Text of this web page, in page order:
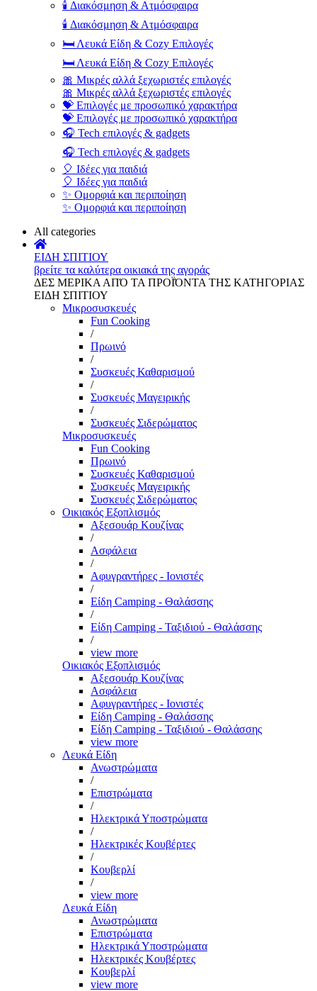
🕯️ Διακόσμηση & Ατμόσφαιρα
🕯️ Διακόσμηση & Ατμόσφαιρα
🛏️ Λευκά Είδη & Cozy Επιλογές
🛏️ Λευκά Είδη & Cozy Επιλογές
🎀 Μικρές αλλά ξεχωριστές επιλογές
🎀 Μικρές αλλά ξεχωριστές επιλογές
💝 Επιλογές με προσωπικό χαρακτήρα
💝 Επιλογές με προσωπικό χαρακτήρα
🎧 Tech επιλογές & gadgets
🎧 Tech επιλογές & gadgets
🎈 Ιδέες για παιδιά
🎈 Ιδέες για παιδιά
✨ Ομορφιά και περιποίηση
✨ Ομορφιά και περιποίηση
All categories
ΕΙΔΗ ΣΠΙΤΙΟΥ
βρείτε τα καλύτερα οικιακά της αγοράς
ΔΕΣ ΜΕΡΙΚΑ ΑΠΌ ΤΑ ΠΡΟΪΌΝΤΑ ΤΗΣ ΚΑΤΗΓΟΡΙΑΣ
ΕΙΔΗ ΣΠΙΤΙΟΥ
Μικροσυσκευές
Fun Cooking
/
Πρωινό
/
Συσκευές Καθαρισμού
/
Συσκευές Μαγειρικής
/
Συσκευές Σιδερώματος
Μικροσυσκευές
Fun Cooking
Πρωινό
Συσκευές Καθαρισμού
Συσκευές Μαγειρικής
Συσκευές Σιδερώματος
Οικιακός Εξοπλισμός
Αξεσουάρ Κουζίνας
/
Ασφάλεια
/
Αφυγραντήρες - Ιονιστές
/
Είδη Camping - Θαλάσσης
/
Είδη Camping - Ταξιδιού - Θαλάσσης
/
view more
Οικιακός Εξοπλισμός
Αξεσουάρ Κουζίνας
Ασφάλεια
Αφυγραντήρες - Ιονιστές
Είδη Camping - Θαλάσσης
Είδη Camping - Ταξιδιού - Θαλάσσης
view more
Λευκά Είδη
Ανωστρώματα
/
Επιστρώματα
/
Ηλεκτρικά Υποστρώματα
/
Ηλεκτρικές Κουβέρτες
/
Κουβερλί
/
view more
Λευκά Είδη
Ανωστρώματα
Επιστρώματα
Ηλεκτρικά Υποστρώματα
Ηλεκτρικές Κουβέρτες
Κουβερλί
view more